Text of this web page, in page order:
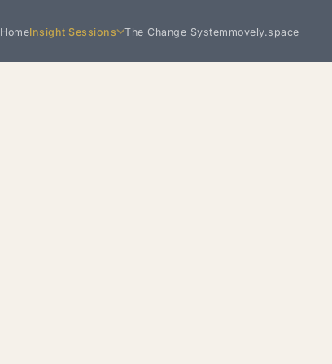
HomeInsight Sessions The Change System movely.space